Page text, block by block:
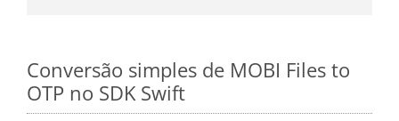
Conversão simples de MOBI Files to
OTP no SDK Swift